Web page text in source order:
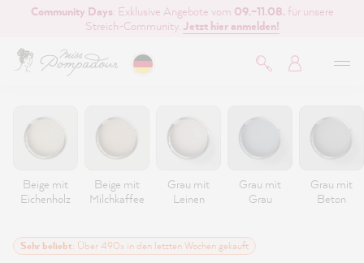
springen
Community Days: Exklusive Angebote vom 09.–11.08. für unsere
Streich-Community. Jetzt hier anmelden!
Beige mit
Eichenholz
Beige mit
Milchkaffee
Grau mit
Leinen
Grau mit
Grau
Grau mit
Beton
Sehr beliebt: Über 490x in den letzten Wochen gekauft